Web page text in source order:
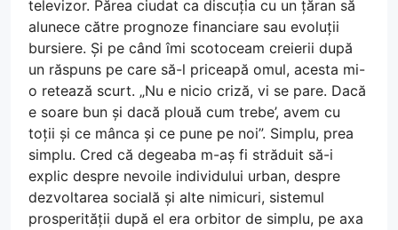
televizor. Părea ciudat ca discuția cu un țăran să
alunece către prognoze financiare sau evoluții
bursiere. Și pe când îmi scotoceam creierii după
un răspuns pe care să-l priceapă omul, acesta mi-
o retează scurt. „Nu e nicio criză, vi se pare. Dacă
e soare bun și dacă plouă cum trebe’, avem cu
toții și ce mânca și ce pune pe noi”. Simplu, prea
simplu. Cred că degeaba m-aș fi străduit să-i
explic despre nevoile individului urban, despre
dezvoltarea socială și alte nimicuri, sistemul
prosperității după el era orbitor de simplu, pe axa